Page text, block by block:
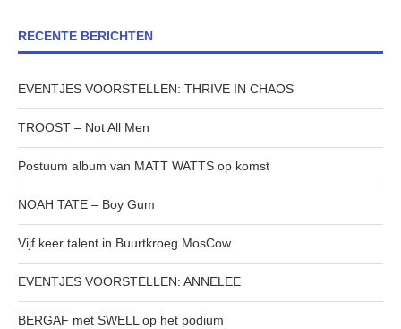
RECENTE BERICHTEN
EVENTJES VOORSTELLEN: THRIVE IN CHAOS
TROOST – Not All Men
Postuum album van MATT WATTS op komst
NOAH TATE – Boy Gum
Vijf keer talent in Buurtkroeg MosCow
EVENTJES VOORSTELLEN: ANNELEE
BERGAF met SWELL op het podium